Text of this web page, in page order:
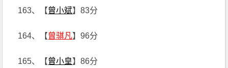
163、【曾小斌】83分
164、【曾骐凡】96分
165、【曾小皇】86分